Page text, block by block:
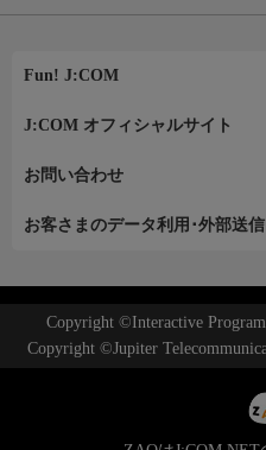
Fun! J:COM
J:COM オフィシャルサイト
お問い合わせ
お客さまのデータ利用･外部送
Copyright ©Interactive
Copyright ©Jupiter